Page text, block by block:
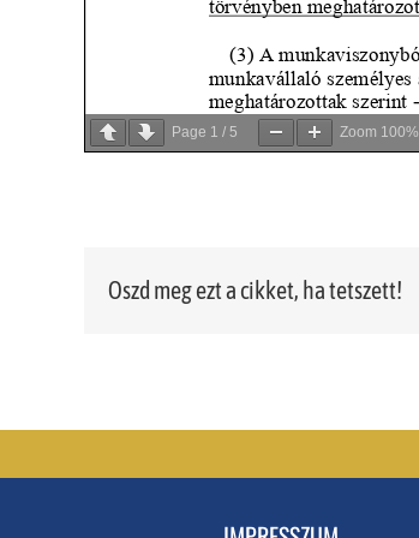
Page 1 / 5 Zoom 100%
Oszd meg ezt a cikket, ha tetszett!